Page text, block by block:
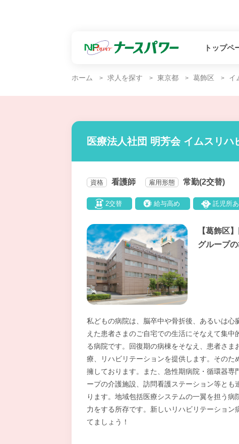
トップペ
ホーム 求人を探す 東京都 葛飾区 イ
医療法人社団 明芳会 イムスリ
資格 看護師 雇用形態 常勤(2交替)
2交替 給与高め 託児所あ
【葛飾区
グループ
私どもの病院は、脳卒中や骨折後、あるいは
えた患者さまのご自宅での生活にそなえて集
る病院です。回復期の病棟をそなえ、患者さ
療、リハビリテーションを提供します。その
擁しております。また、急性期病院・循環器
ープの介護施設、訪問看護ステーション等と
ります。地域包括医療システムの一翼を担う
力をする所存です。新しいリハビリテーショ
てましょう！